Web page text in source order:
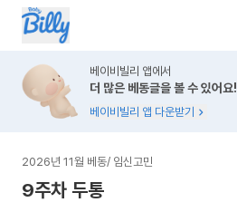
베이비빌리 앱에서
더 많은 베동글을 볼 수 있어요!
베이비빌리 앱 다운받기
2026년 11월 베동/ 임신고민
9주차 두통